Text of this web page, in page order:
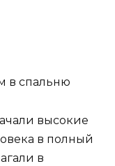
в спальню
высокие
в полный
в